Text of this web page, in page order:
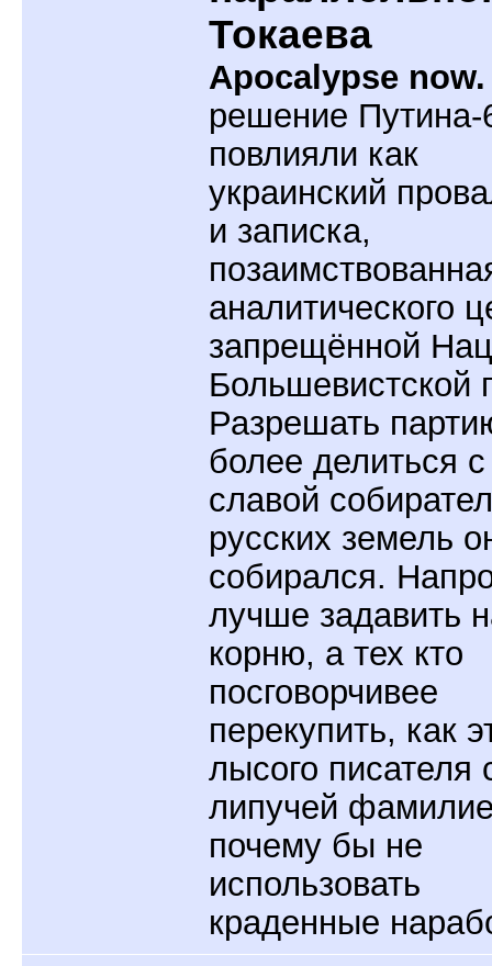
Токаева
Apocalypse now.
решение Путина-
повлияли как
украинский
и записка,
аналитического
запрещённой
Большевистской
Разрешать
более делиться
славой
русских земель
собирался.
лучше задавить
корню, а тех кто
посговорчивее
перекупить, как
лысого писателя
липучей
почему бы не
использовать
краденные